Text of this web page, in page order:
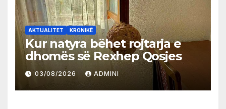
AKTUALITET KRONIKË
Kur natyra bëhet rojtarja e
dhomës së Rexhep Qosjes
03/08/2026 ADMINI